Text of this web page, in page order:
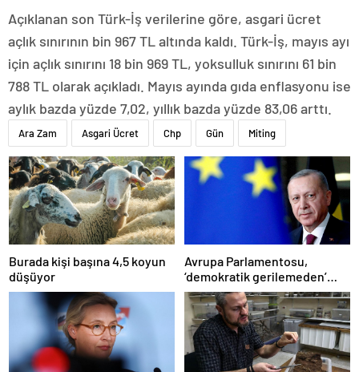
Açıklanan son Türk-İş verilerine göre, asgari ücret
açlık sınırının bin 967 TL altında kaldı. Türk-İş, mayıs ayı
için açlık sınırını 18 bin 969 TL, yoksulluk sınırını 61 bin
788 TL olarak açıkladı. Mayıs ayında gıda enflasyonu ise
aylık bazda yüzde 7,02, yıllık bazda yüzde 83,06 arttı.
Ara Zam Asgari Ücret Chp Gün Miting
Burada kişi başına 4,5 koyun
düşüyor
Avrupa Parlamentosu,
‘demokratik gerilemeden’
dolayı ‘Türkiye’nin AB üyelik
süreci süresiz dondu’